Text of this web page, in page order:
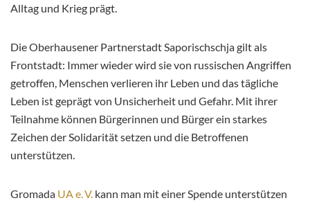
Alltag und Krieg prägt.
Die Oberhausener Partnerstadt Saporischschja gilt als
Frontstadt: Immer wieder wird sie von russischen Angriffen
getroffen, Menschen verlieren ihr Leben und das tägliche
Leben ist geprägt von Unsicherheit und Gefahr. Mit ihrer
Teilnahme können Bürgerinnen und Bürger ein starkes
Zeichen der Solidarität setzen und die Betroffenen
unterstützen.
Gromada UA e. V. kann man mit einer Spende unterstützen